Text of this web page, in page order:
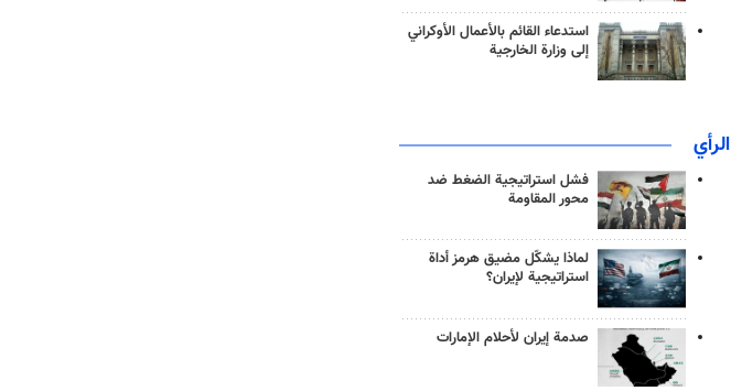
استدعاء القائم بالأعمال الأوكراني
إلى وزارة الخارجية
الرأي
فشل استراتيجية الضغط ضد
محور المقاومة
لماذا يشكّل مضيق هرمز أداة
استراتيجية لإيران؟
صدمة إيران لأحلام الإمارات